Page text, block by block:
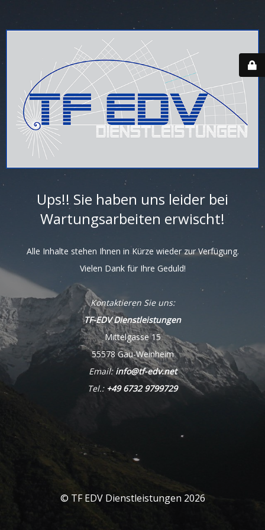
Ups!! Sie haben uns leider bei
Wartungsarbeiten erwischt!
Alle Inhalte stehen Ihnen in Kürze wieder zur Verfügung.
Vielen Dank für Ihre Geduld!
Kontaktieren Sie uns:
TF-EDV Dienstleistungen
Mittelgasse 15
55578 Gau-Weinheim
Email: info@tf-edv.net
Tel.: +49 6732 9799729
© TF EDV Dienstleistungen 2026